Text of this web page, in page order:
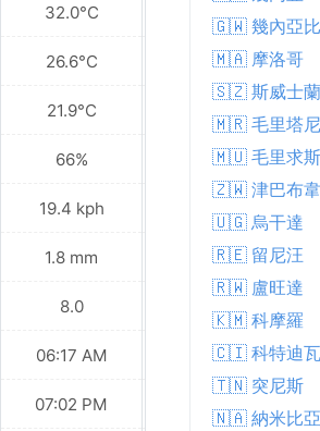
32.0°C
26.6°C
21.9°C
66%
19.4 kph
1.8 mm
8.0
06:17 AM
07:02 PM
26.6°C
64%
1.1 mm
06:17 AM
🇬🇼 幾內亞
🇲🇦 摩洛哥
🇸🇿 斯威士蘭
🇲🇷 毛里塔
🇲🇺 毛里求斯
🇿🇼 津巴布韋
🇺🇬 烏干達
🇷🇪 留尼汪
🇷🇼 盧旺達
🇰🇲 科摩羅
🇨🇮 科特迪瓦
🇹🇳 突尼斯
🇳🇦 納米比亞